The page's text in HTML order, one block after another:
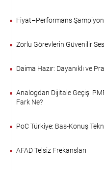
Fiyat–Performans
Zorlu Görevlerin Güvenilir
Daima Hazır: Dayanıklı ve
Analogdan Dijitale Geçiş:
Fark Ne?
PoC Türkiye: Bas-Konuş
AFAD Telsiz Frekansları